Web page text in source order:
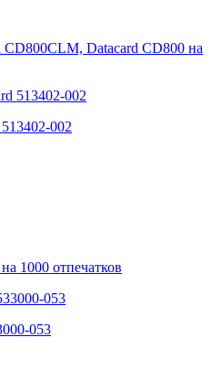
Datacard CD800 на
002
1000 отпечатков
053